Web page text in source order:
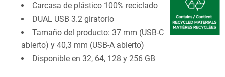
Carcasa de plástico 100% reciclado
DUAL USB 3.2 giratorio
Tamaño del producto: 37 mm (USB-C
abierto) y 40,3 mm (USB-A abierto)
Disponible en 32, 64, 128 y 256 GB